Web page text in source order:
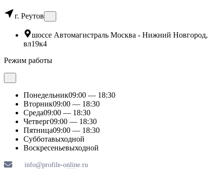
г. Реутов
шоссе Автомагистраль Москва - Нижний Новгород,
вл19к4
Режим работы
Понедельник09:00 — 18:30
Вторник09:00 — 18:30
Среда09:00 — 18:30
Четверг09:00 — 18:30
Пятница09:00 — 18:30
Субботавыходной
Воскресеньевыходной
info@profile-online.ru